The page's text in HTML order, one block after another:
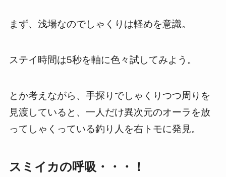
まず、浅場なのでしゃくりは軽めを意識。
ステイ時間は5秒を軸に色々試してみよう。
とか考えながら、手探りでしゃくりつつ周りを
見渡していると、一人だけ異次元のオーラを放
ってしゃくっている釣り人を右トモに発見。
スミイカの呼吸・・・！